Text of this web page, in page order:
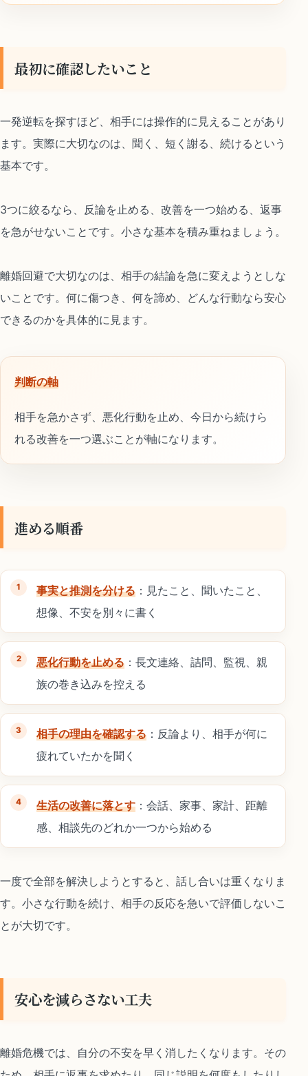
最初に確認したいこと
一発逆転を探すほど、相手には操作的に見えることがあり
ます。実際に大切なのは、聞く、短く謝る、続けるという
基本です。
3つに絞るなら、反論を止める、改善を一つ始める、返事
を急がせないことです。小さな基本を積み重ねましょう。
離婚回避で大切なのは、相手の結論を急に変えようとしな
いことです。何に傷つき、何を諦め、どんな行動なら安心
できるのかを具体的に見ます。
判断の軸
相手を急かさず、悪化行動を止め、今日から続けら
れる改善を一つ選ぶことが軸になります。
進める順番
事実と推測を分ける ：見たこと、聞いたこと、
想像、不安を別々に書く
悪化行動を止める ：長文連絡、詰問、監視、親
族の巻き込みを控える
相手の理由を確認する ：反論より、相手が何に
疲れていたかを聞く
生活の改善に落とす ：会話、家事、家計、距離
感、相談先のどれか一つから始める
一度で全部を解決しようとすると、話し合いは重くなりま
す。小さな行動を続け、相手の反応を急いで評価しないこ
とが大切です。
安心を減らさない工夫
離婚危機では、自分の不安を早く消したくなります。その